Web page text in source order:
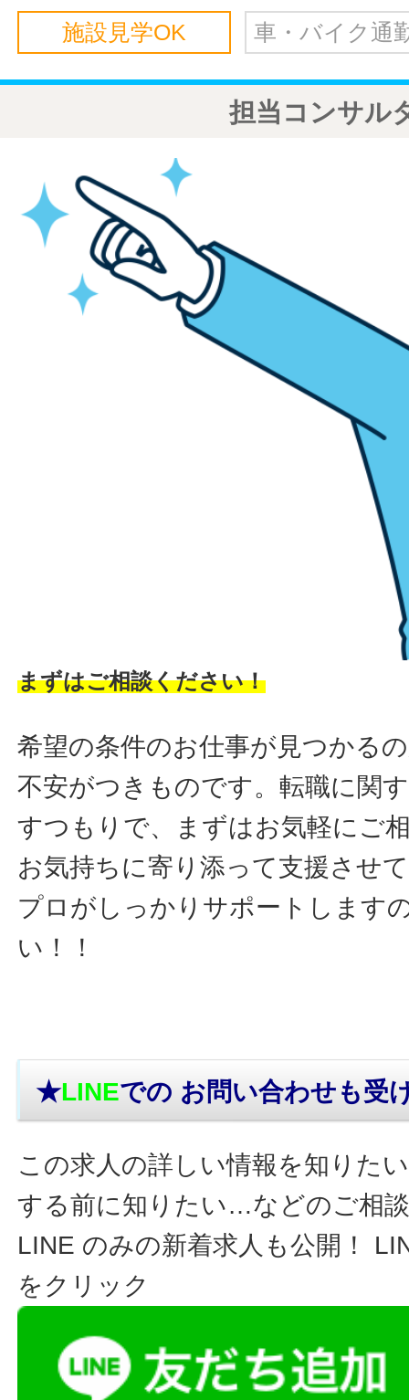
施設見学OK 車・バイク通
担当コンサル
まずはご相談ください！
希望の条件のお仕事が見つかる
不安がつきものです。転職に関
すつもりで、まずはお気軽にご
お気持ちに寄り添って支援させ
プロがしっかりサポートします
い！！
★LINEでの お問い合わせも受
この求人の詳しい情報を知りた
する前に知りたい…などのご相
LINE のみの新着求人も公開！
をクリック